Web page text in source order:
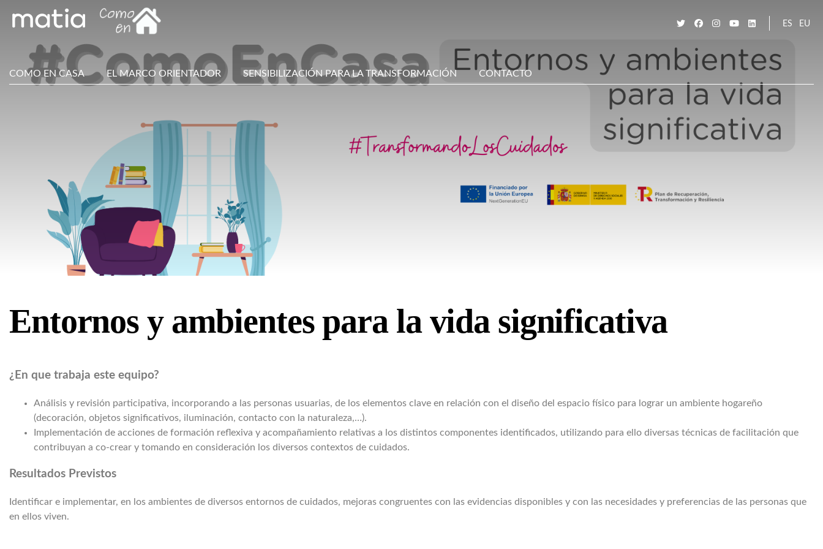
ES EU
Main
COMO EN CASA EL MARCO ORIENTADOR SENSIBILIZACIÓN PARA LA TRANSFORMACIÓN CONTACTO
Entornos y ambientes para la vida significativa
¿En que trabaja este equipo?
Análisis y revisión participativa, incorporando a las personas usuarias, de los elementos clave en relación con el diseño del espacio físico para lograr un ambiente hogareño
(decoración, objetos significativos, iluminación, contacto con la naturaleza,…).
Implementación de acciones de formación reflexiva y acompañamiento relativas a los distintos componentes identificados, utilizando para ello diversas técnicas de facilitación que
contribuyan a co-crear y tomando en consideración los diversos contextos de cuidados.
Resultados Previstos
Identificar e implementar, en los ambientes de diversos entornos de cuidados, mejoras congruentes con las evidencias disponibles y con las necesidades y preferencias de las personas que
en ellos viven.